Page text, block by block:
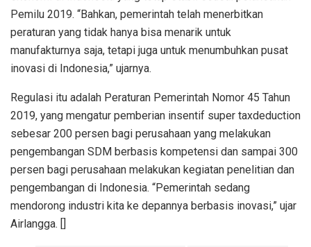
Pemilu 2019. “Bahkan, pemerintah telah menerbitkan
peraturan yang tidak hanya bisa menarik untuk
manufakturnya saja, tetapi juga untuk menumbuhkan pusat
inovasi di Indonesia,” ujarnya.
Regulasi itu adalah Peraturan Pemerintah Nomor 45 Tahun
2019, yang mengatur pemberian insentif super taxdeduction
sebesar 200 persen bagi perusahaan yang melakukan
pengembangan SDM berbasis kompetensi dan sampai 300
persen bagi perusahaan melakukan kegiatan penelitian dan
pengembangan di Indonesia. “Pemerintah sedang
mendorong industri kita ke depannya berbasis inovasi,” ujar
Airlangga. []